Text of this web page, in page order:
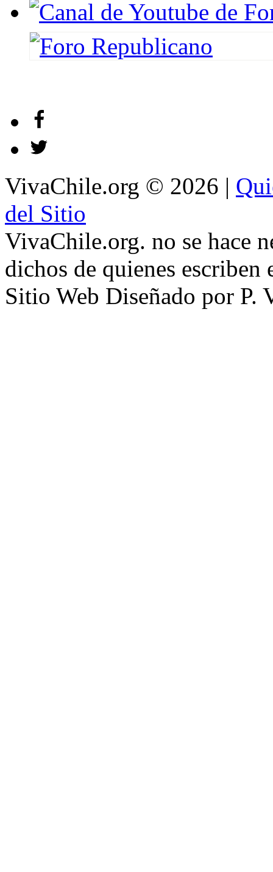
VivaChile.org © 2026 |
del Sitio
VivaChile.org. no se hace
dichos de quienes escriben
Sitio Web Diseñado por